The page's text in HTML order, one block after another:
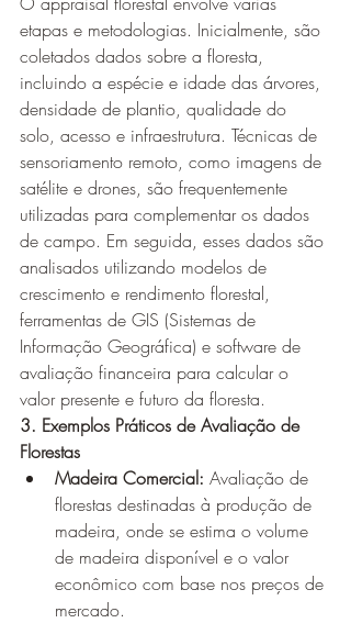
etapas e metodologias. Inicialmente, são
coletados dados sobre a floresta,
incluindo a espécie e idade das árvores,
densidade de plantio, qualidade do
solo, acesso e infraestrutura. Técnicas de
sensoriamento remoto, como imagens de
satélite e drones, são frequentemente
utilizadas para complementar os dados
de campo. Em seguida, esses dados são
analisados utilizando modelos de
crescimento e rendimento florestal,
ferramentas de GIS (Sistemas de
Informação Geográfica) e software de
avaliação financeira para calcular o
valor presente e futuro da floresta.
3. Exemplos Práticos de Avaliação de
Florestas
Madeira Comercial: Avaliação de
florestas destinadas à produção de
madeira, onde se estima o volume
de madeira disponível e o valor
econômico com base nos preços de
mercado.